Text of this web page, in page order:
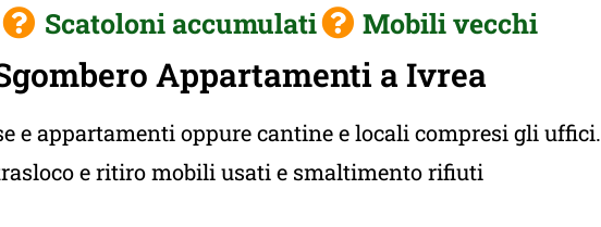
Scatoloni accumulati Mobili vecchi
Appartamenti a Ivrea
e appartamenti oppure cantine e locali compresi gli uffici.
e ritiro mobili usati e smaltimento rifiuti